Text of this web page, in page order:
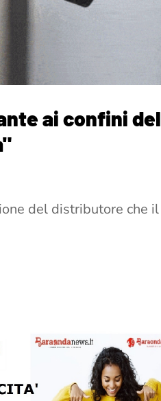
ai confini del
del distributore che il